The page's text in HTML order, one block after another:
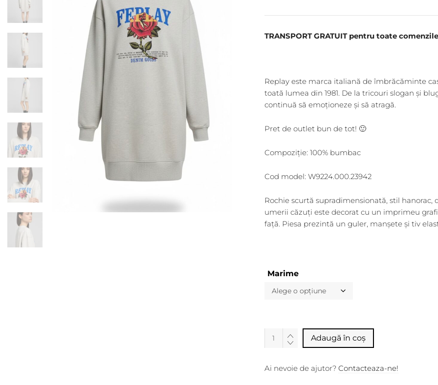
TRANSPORT GRATUIT pentru toate
Replay este marca italiană de îmbrăcăminte
toată lumea din 1981. De la tricouri slogan și
continuă să emoționeze și să atragă.
Pret de outlet bun de tot! 🙂
Compoziție: 100% bumbac
Cod model: W9224.000.23942
Rochie scurtă supradimensionată, stil
umerii căzuți este decorat cu un imprimeu
față. Piesa prezintă un guler, manșete și tiv
Marime
Adaugă în coș
Ai nevoie de ajutor? Contacteaza-ne!